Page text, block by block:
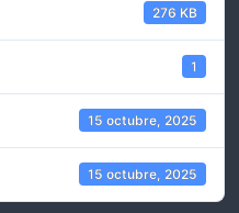
276 KB
1
15 octubre, 2025
15 octubre, 2025